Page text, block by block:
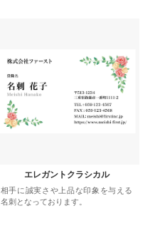
エレガントクラシカル
相手に誠実さや上品な印象を与える
名刺となっております。